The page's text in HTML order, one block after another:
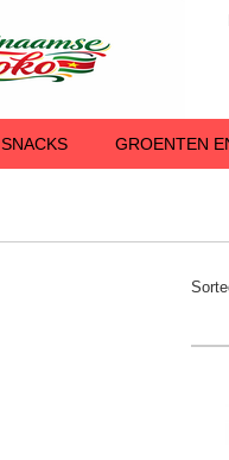
SNACKS GROENTEN